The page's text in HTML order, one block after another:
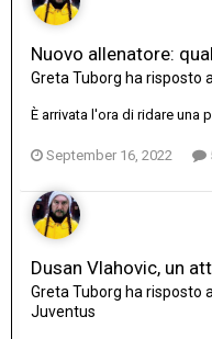
Nuovo allenatore:
Greta Tuborg ha risposto
È arrivata l'ora di ridare una
September 16, 2022
Dusan Vlahovic, un
Greta Tuborg ha risposto
Juventus